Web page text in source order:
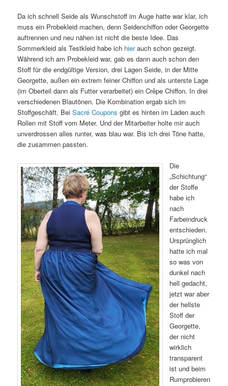
Da ich schnell Seide als Wunschstoff im Auge hatte war klar, ich
muss ein Probekleid machen, denn Seidenchiffon oder Georgette
auftrennen und neu nähen ist nicht die beste Idee. Das
Sommerkleid als Testkleid habe ich hierauch schon gezeigt.
Während ich am Probekleid war, gab es dann auch schon den
Stoff für die endgültige Version, drei Lagen Seide, in der Mitte
Georgette, außen ein extrem feiner Chiffon und als unterste Lage
(im Oberteil dann als Futter verarbeitet) ein Crêpe Chiffon. In drei
verschiedenen Blautönen. Die Kombination ergab sich im
Stoffgeschäft. BeiSacré Coupons gibt es hinten im Laden auch
Rollen mit Stoff vom Meter. Und der Mitarbeiter holte mir auch
unverdrossen alles runter, was blau war. Bis ich drei Töne hatte,
die zusammen passten.
Die
„Schichtung“
der Stoffe
habe ich
nach
Farbeindruck
entschieden.
Ursprünglich
hatte ich mal
so was von
dunkel nach
hell gedacht,
jetzt war aber
der hellste
Stoff der
Georgette,
der nicht
wirklich
transparent
ist und beim
Rumprobieren